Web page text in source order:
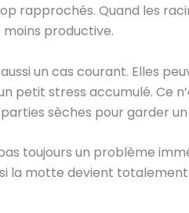
rapprochés. Quand les
productive.
un cas courant. Elles
petit stress accumulé. Ce
sèches pour garder
toujours un problème
la motte devient